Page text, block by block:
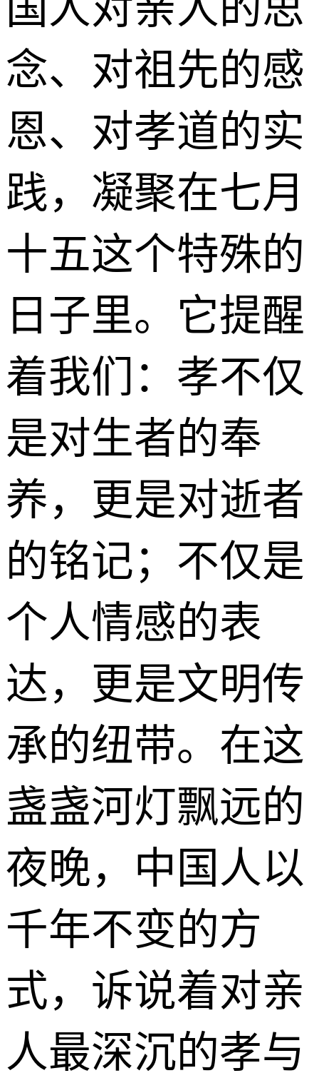
念、对祖先的感
恩、对孝道的实
践，凝聚在七月
十五这个特殊的
日子里。它提醒
着我们：孝不仅
是对生者的奉
养，更是对逝者
的铭记；不仅是
个人情感的表
达，更是文明传
承的纽带。在这
盏盏河灯飘远的
夜晚，中国人以
千年不变的方
式，诉说着对亲
人最深沉的孝与